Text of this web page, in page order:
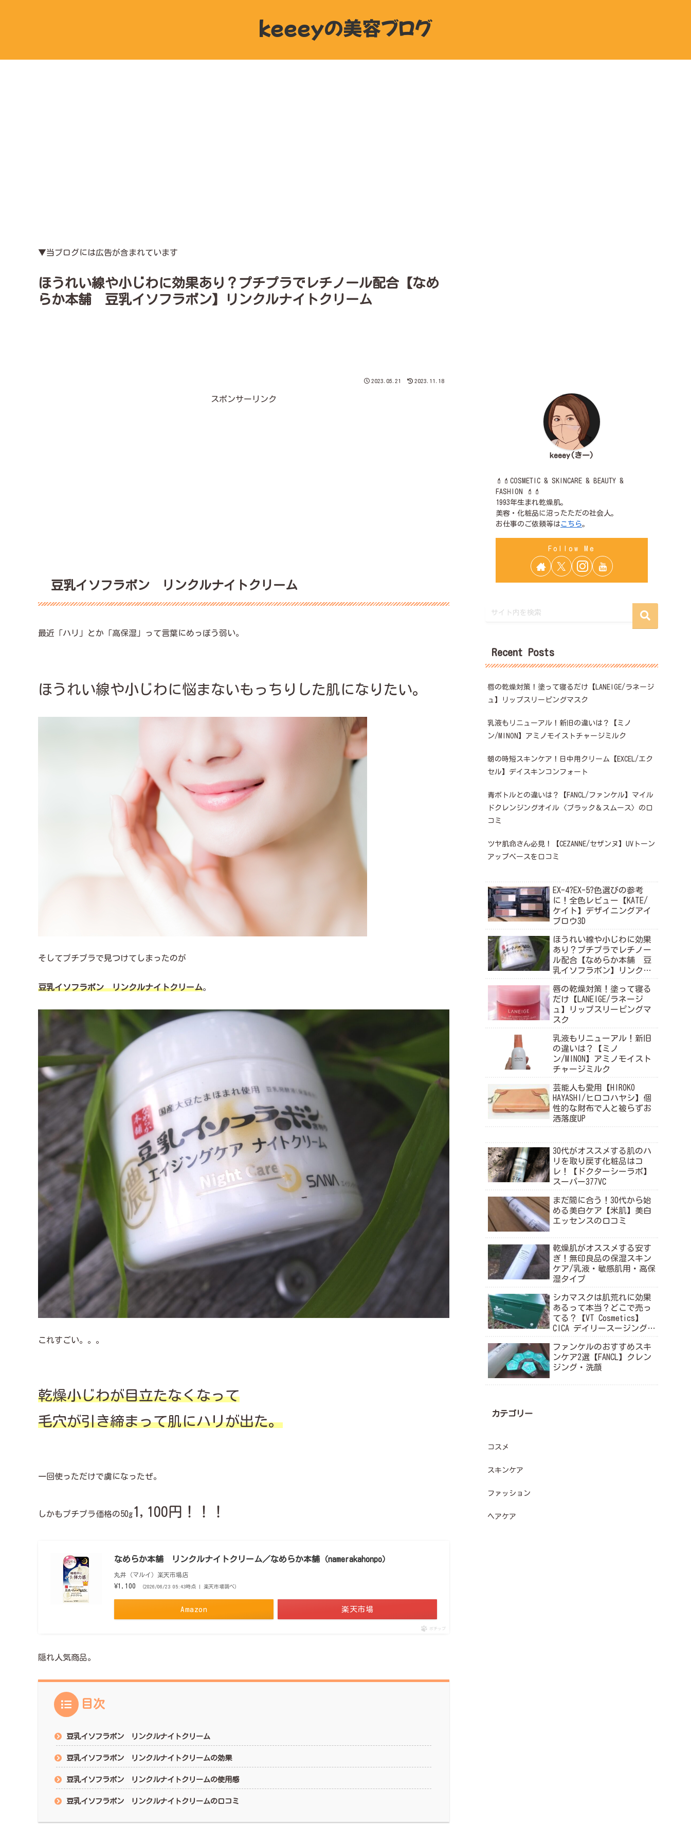
keeeyの美容ブログ
▼当ブログには広告が含まれています
ほうれい線や小じわに効果あり？プチプラでレチノール配合【なめ
らか本舗 豆乳イソフラボン】リンクルナイトクリーム
2023.05.21 2023.11.18
スポンサーリンク
豆乳イソフラボン リンクルナイトクリーム
最近「ハリ」とか「高保湿」って言葉にめっぽう弱い。
ほうれい線や小じわに悩まないもっちりした肌になりたい。
そしてプチプラで見つけてしまったのが
豆乳イソフラボン リンクルナイトクリーム。
これすごい。。。
乾燥小じわが目立たなくなって
毛穴が引き締まって肌にハリが出た。
一回使っただけで虜になったぜ。
しかもプチプラ価格の50g1,100円！！！
なめらか本舗 リンクルナイトクリーム／なめらか本舗（namerakahonpo）
丸井（マルイ）楽天市場店
¥1,100 （2026/06/23 05:43時点 | 楽天市場調べ）
Amazon 楽天市場
ポチップ
隠れ人気商品。
目次
豆乳イソフラボン リンクルナイトクリーム
豆乳イソフラボン リンクルナイトクリームの効果
豆乳イソフラボン リンクルナイトクリームの使用感
豆乳イソフラボン リンクルナイトクリームの口コミ
keeey(きー)
💄💄COSMETIC & SKINCARE & BEAUTY &
FASHION 💄💄
1993年生まれ乾燥肌。
美容・化粧品に沼ったただの社会人。
お仕事のご依頼等は こちら。
Recent Posts
唇の乾燥対策！塗って寝るだけ【LANEIGE/ラネージ
ュ】リップスリーピングマスク
乳液もリニューアル！新旧の違いは？【ミノ
ン/MINON】アミノモイストチャージミルク
朝の時短スキンケア！日中用クリーム【EXCEL/エク
セル】デイスキンコンフォート
青ボトルとの違いは？【FANCL/ファンケル】マイル
ドクレンジングオイル〈ブラック＆スムース〉の口
コミ
ツヤ肌命さん必見！【CEZANNE/セザンヌ】UVトーン
アップベースを口コミ
EX-4?EX-5?色選びの参考
に！全色レビュー【KATE/
ケイト】デザイニングアイ
ブロウ3D
ほうれい線や小じわに効果
あり？プチプラでレチノー
ル配合【なめらか本舗 豆
乳イソフラボン】リンクル
唇の乾燥対策！塗って寝る
だけ【LANEIGE/ラネージ
ュ】リップスリーピングマ
スク
乳液もリニューアル！新旧
の違いは？【ミノ
ン/MINON】アミノモイスト
チャージミルク
芸能人も愛用【HIROKO
HAYASHI/ヒロコハヤシ】個
性的な財布で人と被らずお
洒落度UP
30代がオススメする肌のハ
リを取り戻す化粧品はコ
レ！【ドクターシーラボ】
スーパー377VC
まだ間に合う！30代から始
める美白ケア【米肌】美白
エッセンスの口コミ
乾燥肌がオススメする安す
ぎ！無印良品の保湿スキン
ケア/乳液・敏感肌用・高保
湿タイプ
シカマスクは肌荒れに効果
あるって本当？どこで売っ
てる？【VT Cosmetics】
CICA デイリースージングマ
ファンケルのおすすめスキ
ンケア2選【FANCL】クレン
ジング・洗顔
カテゴリー
コスメ
スキンケア
ファッション
ヘアケア